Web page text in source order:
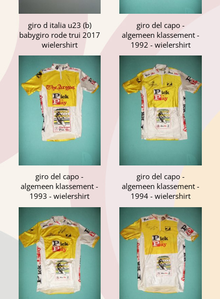
giro d italia u23 (b)
babygiro rode trui 2017
wielershirt
giro del capo -
algemeen klassement -
1992 - wielershirt
giro del capo -
algemeen klassement -
1993 - wielershirt
giro del capo -
algemeen klassement -
1994 - wielershirt